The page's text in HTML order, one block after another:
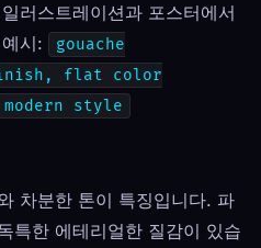
러스트레이션과 포스터에서
시:
gouache
flat color
style
차분한 톤이 특징입니다. 파
특한 에테리얼한 질감이 있습